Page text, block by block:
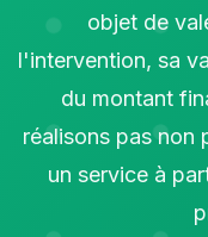
objet de
l'intervention, sa
du montant
réalisons pas non
un service à